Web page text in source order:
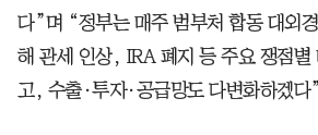
다”며 “정부는 매주 범부처 합동 대외
해 관세 인상, IRA 폐지 등 주요 쟁점별
고, 수출·투자·공급망도 다변화하겠다